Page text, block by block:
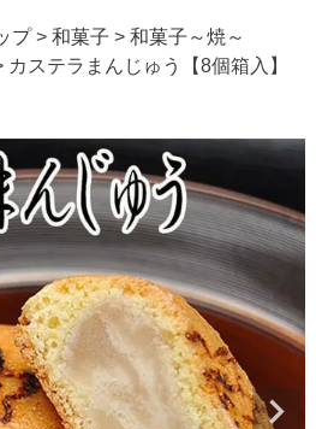
プ 和菓子
和菓子～焼～
カステラまんじゅう【8個箱入】